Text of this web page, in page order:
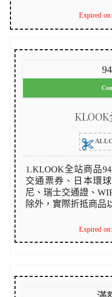
Expired
1.KLOOK全站商品
交通票券、日本環
尼、瑞士交通證、
除外，實際折抵商品
Expired